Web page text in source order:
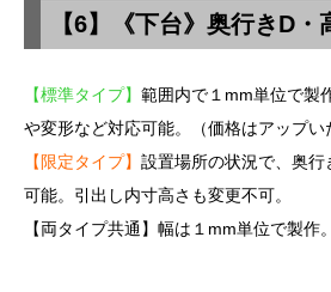
【6】《下台》奥行きD・
【標準タイプ】 範囲内で１mm単位で製
や変形など対応可能。（価格はアップい
【限定タイプ】 設置場所の状況で、奥
可能。引出し内寸高さも変更不可。
【両タイプ共通】幅は１mm単位で製作。